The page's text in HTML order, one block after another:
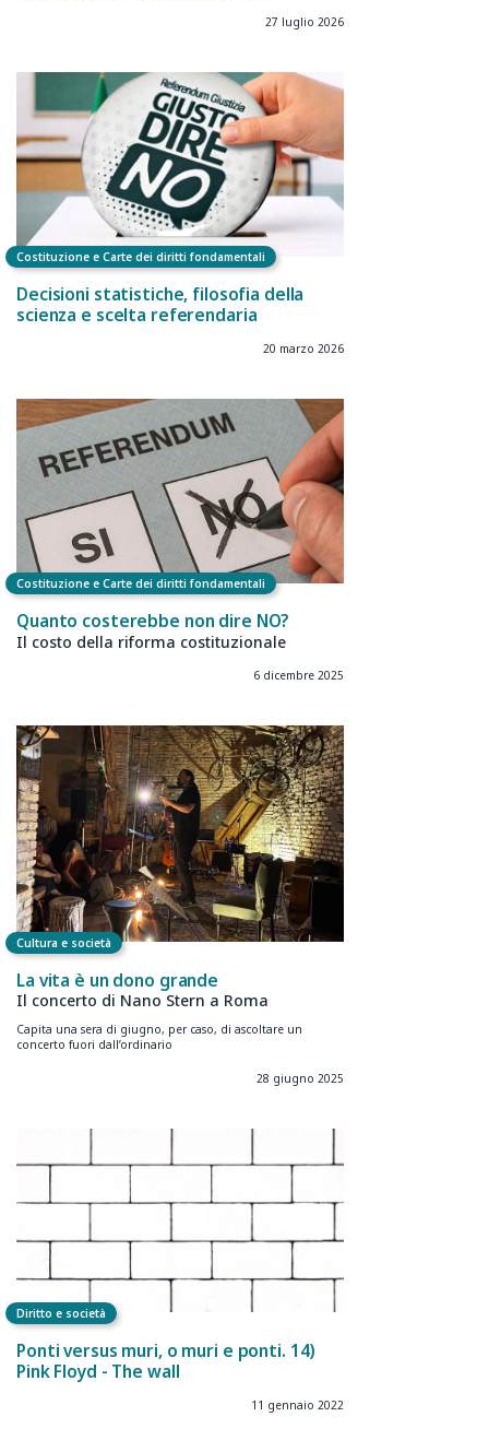
27 luglio 2026
Costituzione e Carte dei diritti fondamentali
Decisioni statistiche, filosofia della
scienza e scelta referendaria
20 marzo 2026
Costituzione e Carte dei diritti fondamentali
Quanto costerebbe non dire NO?
Il costo della riforma costituzionale
6 dicembre 2025
Cultura e società
La vita è un dono grande
Il concerto di Nano Stern a Roma
Capita una sera di giugno, per caso, di ascoltare un
concerto fuori dall’ordinario
28 giugno 2025
Diritto e società
Ponti versus muri, o muri e ponti. 14)
Pink Floyd - The wall
11 gennaio 2022